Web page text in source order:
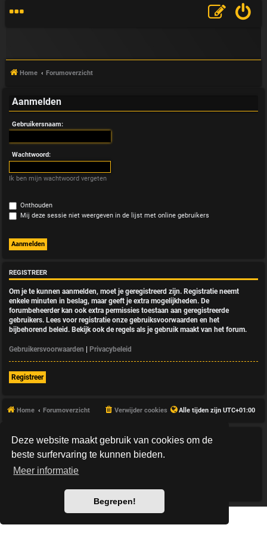
Deze website maakt gebruik van cookies om de
beste surfervaring te kunnen bieden.
Meer informatie
Begrepen!
V
&
A
Home Forumoverzicht
Aanmelden
Gebruikersnaam:
Wachtwoord:
Ik ben mijn wachtwoord vergeten
Onthouden
Mij deze sessie niet weergeven in de lijst met online gebruikers
REGISTREER
Om je te kunnen aanmelden, moet je geregistreerd zijn. Registratie neemt
enkele minuten in beslag, maar geeft je extra mogelijkheden. De
forumbeheerder kan ook extra permissies toestaan aan geregistreerde
gebruikers. Lees voor registratie onze gebruiksvoorwaarden en het
bijbehorend beleid. Bekijk ook de regels als je gebruik maakt van het forum.
Gebruikersvoorwaarden | Privacybeleid
Registreer
Home Forumoverzicht Alle tijden zijn UTC+01:00
Verwijder cookies
*HexagonReborn style byMannixMD
Style Version: 3.2.10
Powered by
Privacy|Gebruikersvoorwaarden